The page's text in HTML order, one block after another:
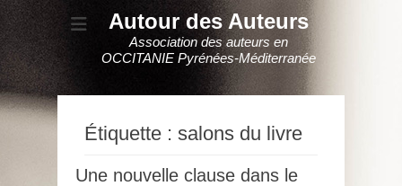
Autour des Auteurs
Association des auteurs en
OCCITANIE Pyrénées-Méditerranée
Étiquette : salons du livre
Une nouvelle clause dans le